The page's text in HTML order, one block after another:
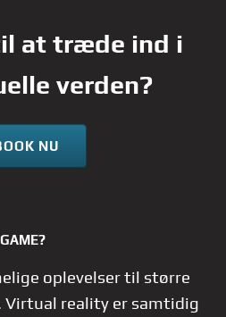
at træde ind i
verden?
NU
oplevelser til større
Virtual reality er samtidig